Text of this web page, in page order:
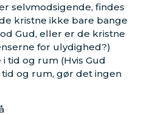
selvmodsigende, findes
kristne ikke bare bange
Gud, eller er de kristne
for ulydighed?)
tid og rum (Hvis Gud
og rum, gør det ingen